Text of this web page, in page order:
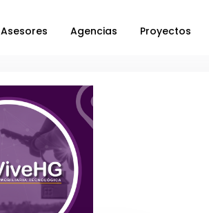
Asesores Agencias Proyectos